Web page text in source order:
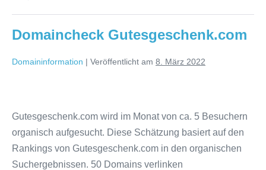
Domaincheck Gutesgeschenk.com
Domaininformation | Veröffentlicht am 8. März 2022
Gutesgeschenk.com wird im Monat von ca. 5 Besuchern
organisch aufgesucht. Diese Schätzung basiert auf den
Rankings von Gutesgeschenk.com in den organischen
Suchergebnissen. 50 Domains verlinken